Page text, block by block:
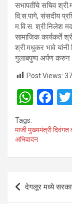
सभापतींचे सचिव
वि.स.पागे, संसदीय
म.वि.स. श्री.निलेश
सामाजिक कार्यकर्ते
श्री.मधुकर भावे यांनी
गुलाबपुष्प अर्पण
Post Views:
W
at
s
A
p
F
ce
o
k
Tags:
माजी मुख्यमंत्री दिवंगत
अभिवादन
Post
navigation
देगलूर मध्ये